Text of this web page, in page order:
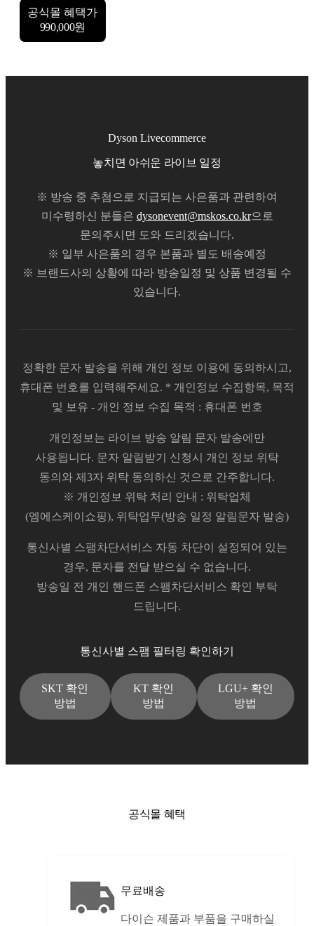
공식몰 혜택가
990,000원
Dyson Livecommerce
놓치면 아쉬운 라이브 일정
방송 중 추첨으로 지급되는 사은품과 관련하여
미수령하신 분들은 dysonevent@mskos.co.kr으로
문의주시면 도와 드리겠습니다.
일부 사은품의 경우 본품과 별도 배송예정
브랜드사의 상황에 따라 방송일정 및 상품 변경될 수
있습니다.
정확한 문자 발송을 위해 개인 정보 이용에 동의하시고,
휴대폰 번호를 입력해주세요. * 개인정보 수집항목, 목적
및 보유 - 개인 정보 수집 목적 : 휴대폰 번호
개인정보는 라이브 방송 알림 문자 발송에만
사용됩니다. 문자 알림받기 신청시 개인 정보 위탁
동의와 제3자 위탁 동의하신 것으로 간주합니다.
※ 개인정보 위탁 처리 안내 : 위탁업체
(엠에스케이쇼핑), 위탁업무(방송 일정 알림문자 발송)
통신사별 스팸차단서비스 자동 차단이 설정되어 있는
경우, 문자를 전달 받으실 수 없습니다.
방송일 전 개인 핸드폰 스팸차단서비스 확인 부탁
드립니다.
통신사별 스팸 필터링 확인하기
SKT 확인
방법
KT 확인
방법
LGU+ 확인
방법
공식몰 혜택
무료배송
다이슨 제품과 부품을 구매하실